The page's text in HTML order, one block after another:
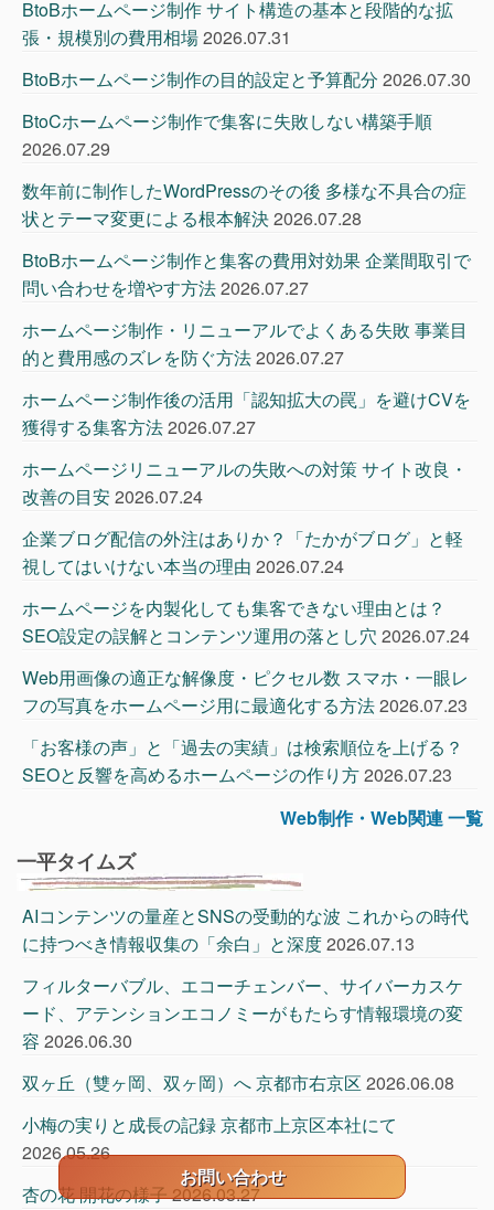
BtoBホームページ制作 サイト構造の基本と段階的な拡
張・規模別の費用相場2026.07.31
BtoBホームページ制作の目的設定と予算配分 2026.07.30
BtoCホームページ制作で集客に失敗しない構築手順
2026.07.29
数年前に制作したWordPressのその後 多様な不具合の症
状とテーマ変更による根本解決2026.07.28
BtoBホームページ制作と集客の費用対効果 企業間取引で
問い合わせを増やす方法2026.07.27
ホームページ制作・リニューアルでよくある失敗 事業目
的と費用感のズレを防ぐ方法2026.07.27
ホームページ制作後の活用「認知拡大の罠」を避けCVを
獲得する集客方法2026.07.27
ホームページリニューアルの失敗への対策 サイト改良・
改善の目安2026.07.24
企業ブログ配信の外注はありか？「たかがブログ」と軽
視してはいけない本当の理由 2026.07.24
ホームページを内製化しても集客できない理由とは？
SEO設定の誤解とコンテンツ運用の落とし穴 2026.07.24
Web用画像の適正な解像度・ピクセル数 スマホ・一眼レ
フの写真をホームページ用に最適化する方法2026.07.23
「お客様の声」と「過去の実績」は検索順位を上げる？
SEOと反響を高めるホームページの作り方2026.07.23
Web制作・Web関連 一覧
一平タイムズ
AIコンテンツの量産とSNSの受動的な波 これからの時代
に持つべき情報収集の「余白」と深度2026.07.13
フィルターバブル、エコーチェンバー、サイバーカスケ
ード、アテンションエコノミーがもたらす情報環境の変
容 2026.06.30
双ヶ丘（雙ヶ岡、双ヶ岡）へ 京都市右京区 2026.06.08
小梅の実りと成長の記録 京都市上京区本社にて
2026.05.26
杏の花 開花の様子2026.03.27
お問い合わせ